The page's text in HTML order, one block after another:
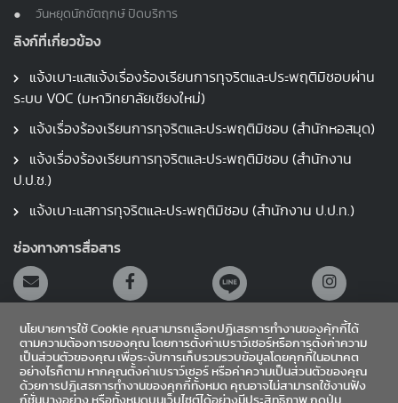
วันหยุดนักขัตฤกษ์ ปิดบริการ
ลิงก์ที่เกี่ยวข้อง
แจ้งเบาะแสแจ้งเรื่องร้องเรียนการทุจริตและประพฤติมิชอบผ่าน
ระบบ VOC (มหาวิทยาลัยเชียงใหม่)
แจ้งเรื่องร้องเรียนการทุจริตและประพฤติมิชอบ (สำนักหอสมุด)
แจ้งเรื่องร้องเรียนการทุจริตและประพฤติมิชอบ (สำนักงาน
ป.ป.ช.)
แจ้งเบาะแสการทุจริตและประพฤติมิชอบ (สำนักงาน ป.ป.ท.)
ช่องทางการสื่อสาร
สายตรงผู้อำนวยการ
นโยบายการใช้ Cookie คุณสามารถเลือกปฏิเสธการทำงานของคุ้กกี้ได้
ตามความต้องการของคุณ โดยการตั้งค่าเบราว์เซอร์หรือการตั้งค่าความ
เป็นส่วนตัวของคุณ เพื่อระงับการเก็บรวมรวบข้อมูลโดยคุกกี้ในอนาคต
อย่างไรก็ตาม หากคุณตั้งค่าเบราว์เซอร์ หรือค่าความเป็นส่วนตัวของคุณ
ด้วยการปฎิเสธการทำงานของคุกกี้ทั้งหมด คุณอาจไม่สามารถใช้งานฟัง
ก์ชั่นบางอย่าง หรือทั้งหมดบนเว็บไซต์ได้อย่างมีประสิทธิภาพ กดปุ่ม